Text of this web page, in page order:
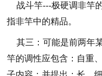
战斗竿---极硬调非竿
指非竿中的精品。
其三：可能是前两年
竿的调性应包含：自重